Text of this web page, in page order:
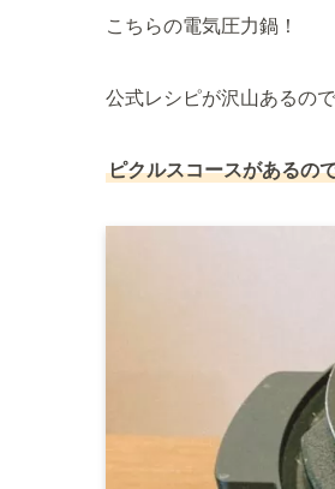
こちらの電気圧力鍋！
公式レシピが沢山あるの
ピクルスコースがあるの